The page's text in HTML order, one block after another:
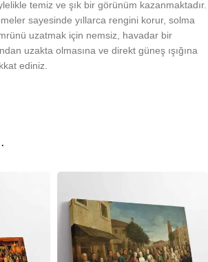
temiz ve şık bir görünüm kazanmaktadır.
sayesinde yıllarca rengini korur, solma
uzatmak için nemsiz, havadar bir
uzakta olmasına ve direkt güneş ışığına
ediniz.